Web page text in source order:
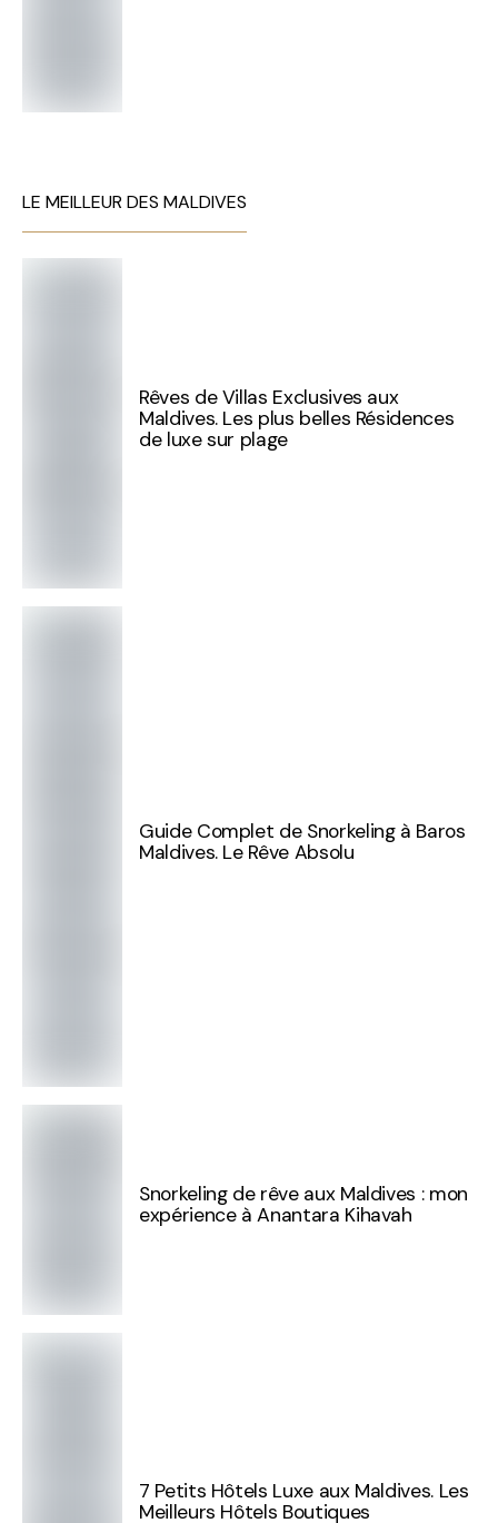
LE MEILLEUR DES MALDIVES
Rêves de Villas Exclusives aux
Maldives. Les plus belles Résidences
de luxe sur plage
Guide Complet de Snorkeling à Baros
Maldives. Le Rêve Absolu
Snorkeling de rêve aux Maldives : mon
expérience à Anantara Kihavah
7 Petits Hôtels Luxe aux Maldives. Les
Meilleurs Hôtels Boutiques